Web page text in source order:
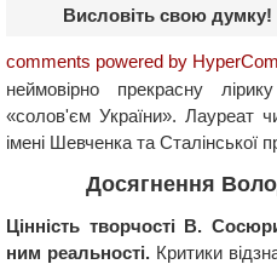
Висловіть свою думку!
comments powered by
неймовірно прекрасну
«солов'єм України». Лауреат
імені Шевченка та Сталінської
Досягнення
Цінність творчості В.
ним реальності.Критики